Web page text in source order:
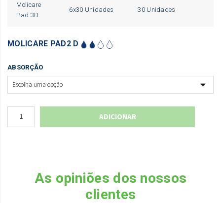
Molicare
Pad 3D
6x30 Unidades 30 Unidades
MOLICARE PAD2 D
ABSORÇÃO
ADICIONAR
As opiniões dos nossos
clientes